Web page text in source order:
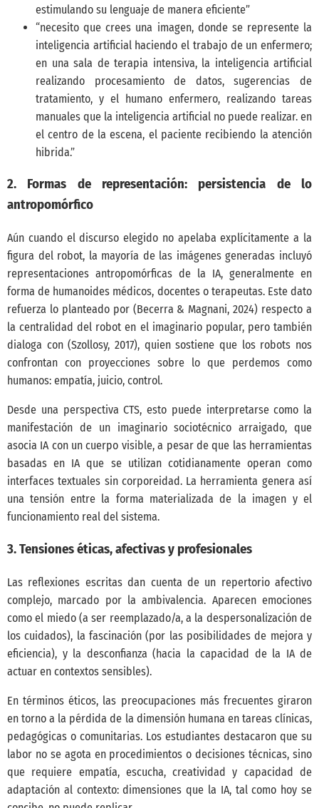
estimulando su lenguaje de manera eficiente”
“necesito que crees una imagen, donde se represente la
inteligencia artificial haciendo el trabajo de un enfermero;
en una sala de terapia intensiva, la inteligencia artificial
realizando procesamiento de datos, sugerencias de
tratamiento, y el humano enfermero, realizando tareas
manuales que la inteligencia artificial no puede realizar. en
el centro de la escena, el paciente recibiendo la atención
hibrida.”
2. Formas de representación: persistencia de lo
antropomórfico
Aún cuando el discurso elegido no apelaba explícitamente a la
figura del robot, la mayoría de las imágenes generadas incluyó
representaciones antropomórficas de la IA, generalmente en
forma de humanoides médicos, docentes o terapeutas. Este dato
refuerza lo planteado por (Becerra & Magnani, 2024) respecto a
la centralidad del robot en el imaginario popular, pero también
dialoga con(Szollosy, 2017), quien sostiene que los robots nos
confrontan con proyecciones sobre lo que perdemos como
humanos: empatía, juicio, control.
Desde una perspectiva CTS, esto puede interpretarse como la
manifestación de un imaginario sociotécnico arraigado, que
asocia IA con un cuerpo visible, a pesar de que las herramientas
basadas en IA que se utilizan cotidianamente operan como
interfaces textuales sin corporeidad. La herramienta genera así
una tensión entre la forma materializada de la imagen y el
funcionamiento real del sistema.
3. Tensiones éticas, afectivas y profesionales
Las reflexiones escritas dan cuenta de un repertorio afectivo
complejo, marcado por la ambivalencia. Aparecen emociones
como el miedo (a ser reemplazado/a, a la despersonalización de
los cuidados), la fascinación (por las posibilidades de mejora y
eficiencia), y la desconfianza (hacia la capacidad de la IA de
actuar en contextos sensibles).
En términos éticos, las preocupaciones más frecuentes giraron
en torno a la pérdida de la dimensión humana en tareas clínicas,
pedagógicas o comunitarias. Los estudiantes destacaron que su
labor no se agota en procedimientos o decisiones técnicas, sino
que requiere empatía, escucha, creatividad y capacidad de
adaptación al contexto: dimensiones que la IA, tal como hoy se